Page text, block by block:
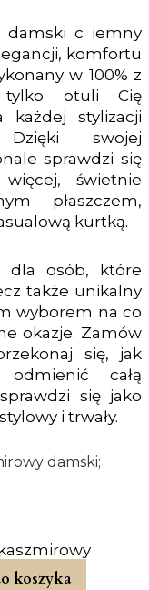
damski c iemny
komfortu
w 100% z
tylko otuli Cię
każdej stylizacji
Dzięki swojej
sprawdzi się
świetnie
płaszczem,
kurtką.
dla osób, które
także unikalny
wyborem na co
okazje. Zamów
się, jak
całą
się jako
i trwały.
damski;
koszyka